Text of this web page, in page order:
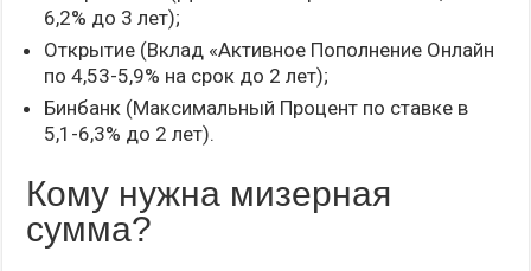
6,2% до 3 лет);
Открытие (Вклад «Активное Пополнение Онлайн
по 4,53-5,9% на срок до 2 лет);
Бинбанк (Максимальный Процент по ставке в
5,1-6,3% до 2 лет).
Кому нужна мизерная
сумма?